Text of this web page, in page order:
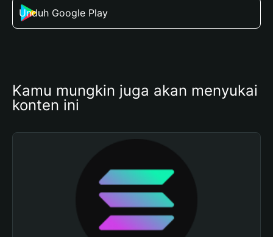
Unduh Google Play
Kamu mungkin juga akan menyukai
konten ini